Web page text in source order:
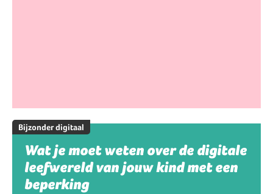
Bijzonder digitaal
Wat je moet weten over de digitale
leefwereld van jouw kind met een
beperking